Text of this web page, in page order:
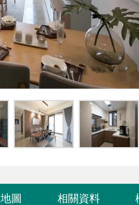
地圖 相關資料